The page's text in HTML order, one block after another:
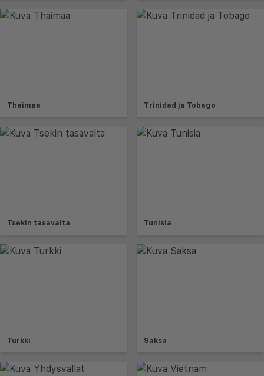
Thaimaa Trinidad ja Tobago
Tsekin tasavalta Tunisia
Turkki Saksa